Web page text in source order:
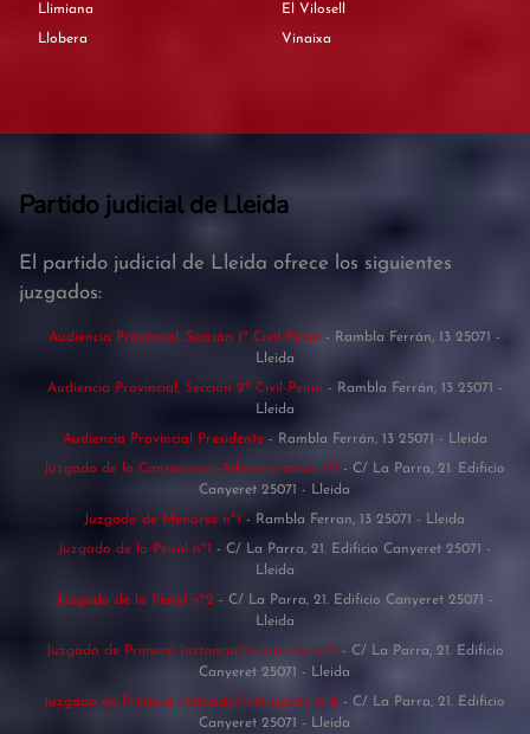
Llimiana
Llobera
El Vilosell
Vinaixa
Partido judicial de Lleida
El partido judicial de Lleida ofrece los siguientes
juzgados:
Audiencia Provincial, Sección 1ª Civil-Penal - Rambla Ferrán, 13 25071 -
Lleida
Audiencia Provincial, Sección 2ª Civil-Penal - Rambla Ferrán, 13 25071 -
Lleida
Audiencia Provincial Presidente - Rambla Ferrán, 13 25071 - Lleida
Juzgado de lo Contencioso-Administrativo nº1 - C/ La Parra, 21. Edificio
Canyeret 25071 - Lleida
Juzgado de Menores nº1 - Rambla Ferran, 13 25071 - Lleida
Juzgado de lo Penal nº1 - C/ La Parra, 21. Edificio Canyeret 25071 -
Lleida
Juzgado de lo Penal nº2 - C/ La Parra, 21. Edificio Canyeret 25071 -
Lleida
Juzgado de Primera Instancia/Instrucción nº1 - C/ La Parra, 21. Edificio
Canyeret 25071 - Lleida
Juzgado de Primera Instancia/Instrucción nº2 - C/ La Parra, 21. Edificio
Canyeret 25071 - Lleida